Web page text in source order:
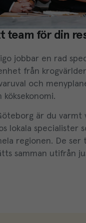
team för din
jobbar en rad
från
och
är du varmt
lokala specialister
regionen. De
samman utifrån